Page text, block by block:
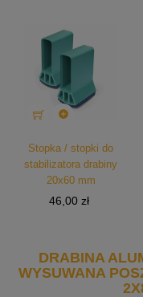

Stopka / stopki do
stabilizatora drabiny
20x60 mm
Cena
46,00 zł
DRABINA
WYSUWANA